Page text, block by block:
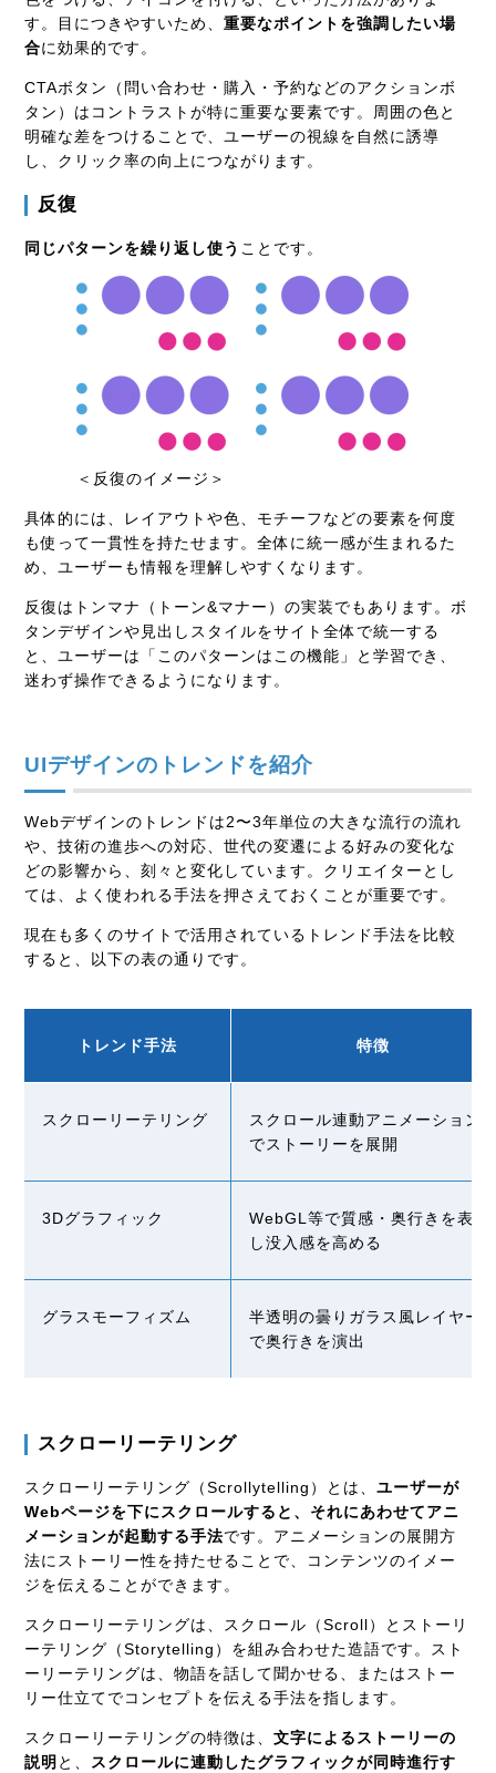
す。目につきやすいため、重要なポイントを強調したい場
合に効果的です。
CTAボタン（問い合わせ・購入・予約などのアクションボ
タン）はコントラストが特に重要な要素です。周囲の色と
明確な差をつけることで、ユーザーの視線を自然に誘導
し、クリック率の向上につながります。
反復
同じパターンを繰り返し使う ことです。
＜反復のイメージ＞
具体的には、レイアウトや色、モチーフなどの要素を何度
も使って一貫性を持たせます。全体に統一感が生まれるた
め、ユーザーも情報を理解しやすくなります。
反復はトンマナ（トーン&マナー）の実装でもあります。ボ
タンデザインや見出しスタイルをサイト全体で統一する
と、ユーザーは「このパターンはこの機能」と学習でき、
迷わず操作できるようになります。
UIデザインのトレンドを紹介
Webデザインのトレンドは2〜3年単位の大きな流行の流れ
や、技術の進歩への対応、世代の変遷による好みの変化な
どの影響から、刻々と変化しています。クリエイターとし
ては、よく使われる手法を押さえておくことが重要です。
現在も多くのサイトで活用されているトレンド手法を比較
すると、以下の表の通りです。
トレンド手法 特徴
スクローリーテリング
スクロール連動アニメーション
でストーリーを展開
3Dグラフィック
WebGL等で質感・奥行きを表現
し没入感を高める
グラスモーフィズム
半透明の曇りガラス風レイヤー
で奥行きを演出
スクローリーテリング
スクローリーテリング（Scrollytelling）とは、ユーザーが
Webページを下にスクロールすると、それにあわせてアニ
メーションが起動する手法です。アニメーションの展開方
法にストーリー性を持たせることで、コンテンツのイメー
ジを伝えることができます。
スクローリーテリングは、スクロール（Scroll）とストーリ
ーテリング（Storytelling）を組み合わせた造語です。スト
ーリーテリングは、物語を話して聞かせる、またはストー
リー仕立てでコンセプトを伝える手法を指します。
スクローリーテリングの特徴は、文字によるストーリーの
説明 と、
スクロールに連動したグラフィックが同時進行す